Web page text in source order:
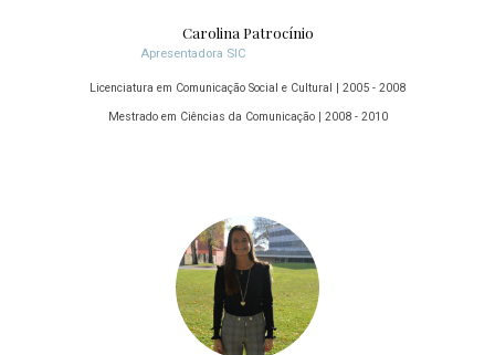
Carolina Patrocínio
Apresentadora SIC
Licenciatura em Comunicação Social e Cultural | 2005 - 2008
Mestrado em Ciências da Comunicação | 2008 - 2010